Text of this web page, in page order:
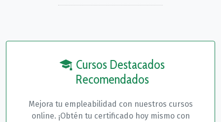
Cursos Destacados
Recomendados
Mejora tu empleabilidad con nuestros cursos
online. ¡Obtén tu certificado hoy mismo con